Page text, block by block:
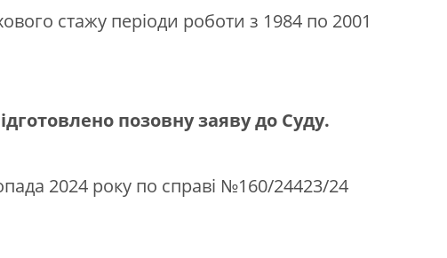
стажу періоди роботи з 1984 по 2001
позовну заяву до Суду.
2024 року по справі №160/24423/24